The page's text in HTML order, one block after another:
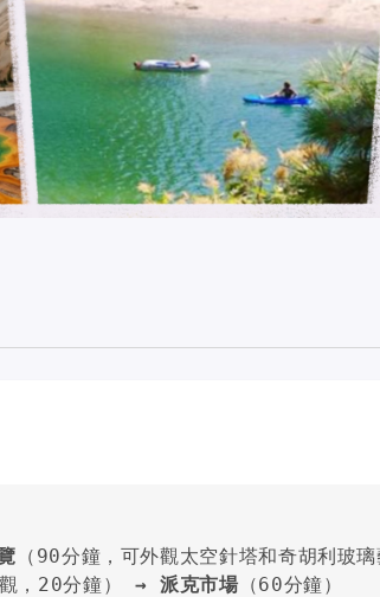
（90分鐘，可外觀太空針塔和奇胡利玻
觀，20分鐘） → 派克市場（60分鐘）